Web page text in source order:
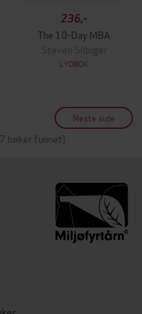
236,-
The 10-Day MBA
Steven Silbiger
LYDBOK
Neste side
bøker funnet)